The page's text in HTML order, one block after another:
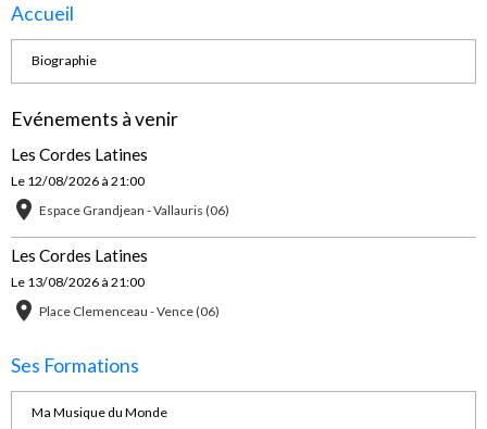
Accueil
Biographie
Evénements à venir
Les Cordes Latines
Le 12/08/2026 à 21:00
Espace Grandjean - Vallauris (06)
Les Cordes Latines
Le 13/08/2026 à 21:00
Place Clemenceau - Vence (06)
Ses Formations
Ma Musique du Monde